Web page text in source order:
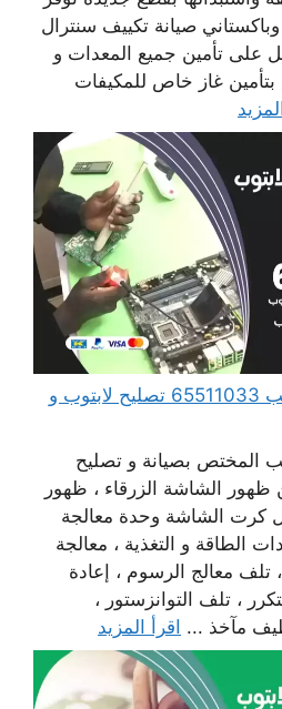
صيانة تكييف سنترال
على تأمين جميع المعدات و
بتأمين غاز خاص للمكيفات
مهندس كمبيوتر النويصيب 65511033 تصليح لابتوب و
المختص بصيانة و تصليح
ظهور الشاشة الزرقاء ، ظهور
كرت الشاشة وحدة معالجة
الطاقة و التغذية ، معالجة
تلف معالج الرسوم ، إعادة
، تلف التوانزستور ،
مآخذ ... اقرأ المزيد